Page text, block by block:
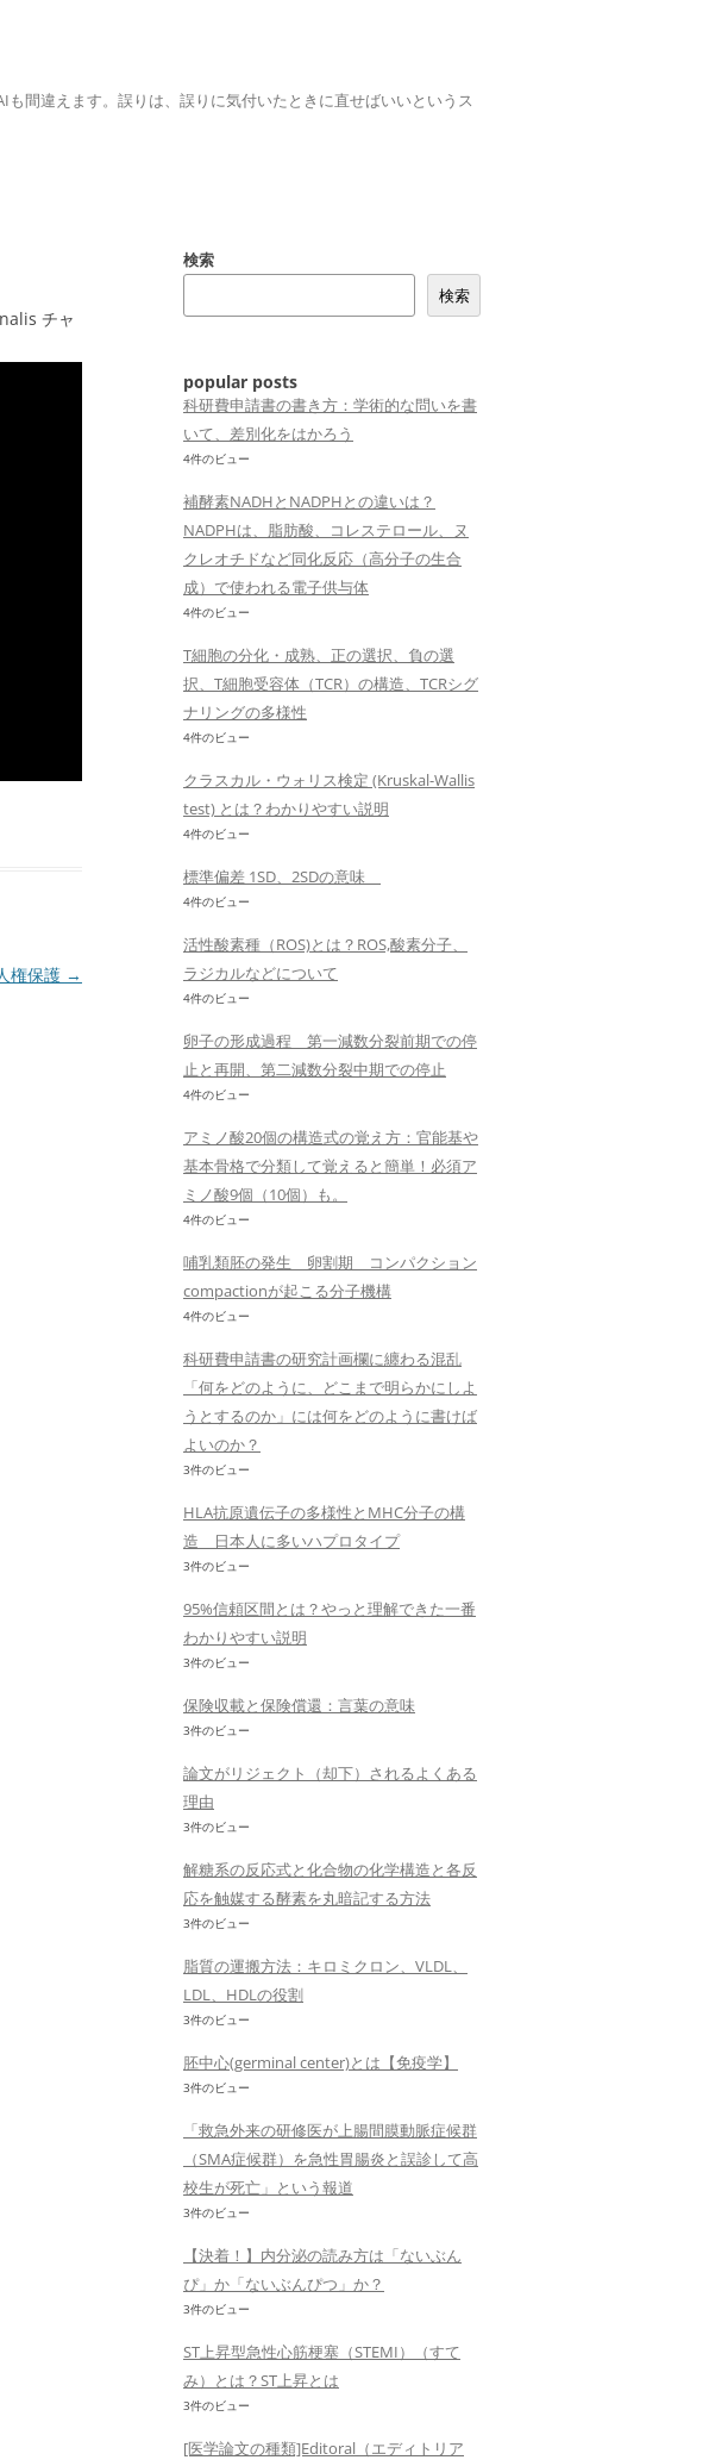
間違えます。誤りは、誤りに気付いたときに直せばいいというス
チャ
権保護 →
検索
検索
popular posts
科研費申請書の書き方：学術的な問いを書
いて、差別化をはかろう
4件のビュー
補酵素NADHとNADPHとの違いは？
NADPHは、脂肪酸、コレステロール、ヌ
クレオチドなど同化反応（高分子の生合
成）で使われる電子供与体
4件のビュー
T細胞の分化・成熟、正の選択、負の選
択、T細胞受容体（TCR）の構造、TCRシグ
ナリングの多様性
4件のビュー
クラスカル・ウォリス検定 (Kruskal-Wallis
test) とは？わかりやすい説明
4件のビュー
標準偏差 1SD、2SDの意味
4件のビュー
活性酸素種（ROS)とは？ROS,酸素分子、
ラジカルなどについて
4件のビュー
卵子の形成過程 第一減数分裂前期での停
止と再開、第二減数分裂中期での停止
4件のビュー
アミノ酸20個の構造式の覚え方：官能基や
基本骨格で分類して覚えると簡単！必須ア
ミノ酸9個（10個）も。
4件のビュー
哺乳類胚の発生 卵割期 コンパクション
compactionが起こる分子機構
4件のビュー
科研費申請書の研究計画欄に纏わる混乱
「何をどのように、どこまで明らかにしよ
うとするのか」には何をどのように書けば
よいのか？
3件のビュー
HLA抗原遺伝子の多様性とMHC分子の構
造 日本人に多いハプロタイプ
3件のビュー
95%信頼区間とは？やっと理解できた一番
わかりやすい説明
3件のビュー
保険収載と保険償還：言葉の意味
3件のビュー
論文がリジェクト（却下）されるよくある
理由
3件のビュー
解糖系の反応式と化合物の化学構造と各反
応を触媒する酵素を丸暗記する方法
3件のビュー
脂質の運搬方法：キロミクロン、VLDL、
LDL、HDLの役割
3件のビュー
胚中心(germinal center)とは【免疫学】
3件のビュー
「救急外来の研修医が上腸間膜動脈症候群
（SMA症候群）を急性胃腸炎と誤診して高
校生が死亡」という報道
3件のビュー
【決着！】内分泌の読み方は「ないぶん
ぴ」か「ないぶんぴつ」か？
3件のビュー
ST上昇型急性心筋梗塞（STEMI）（すて
み）とは？ST上昇とは
3件のビュー
[医学論文の種類]Editoral（エディトリア